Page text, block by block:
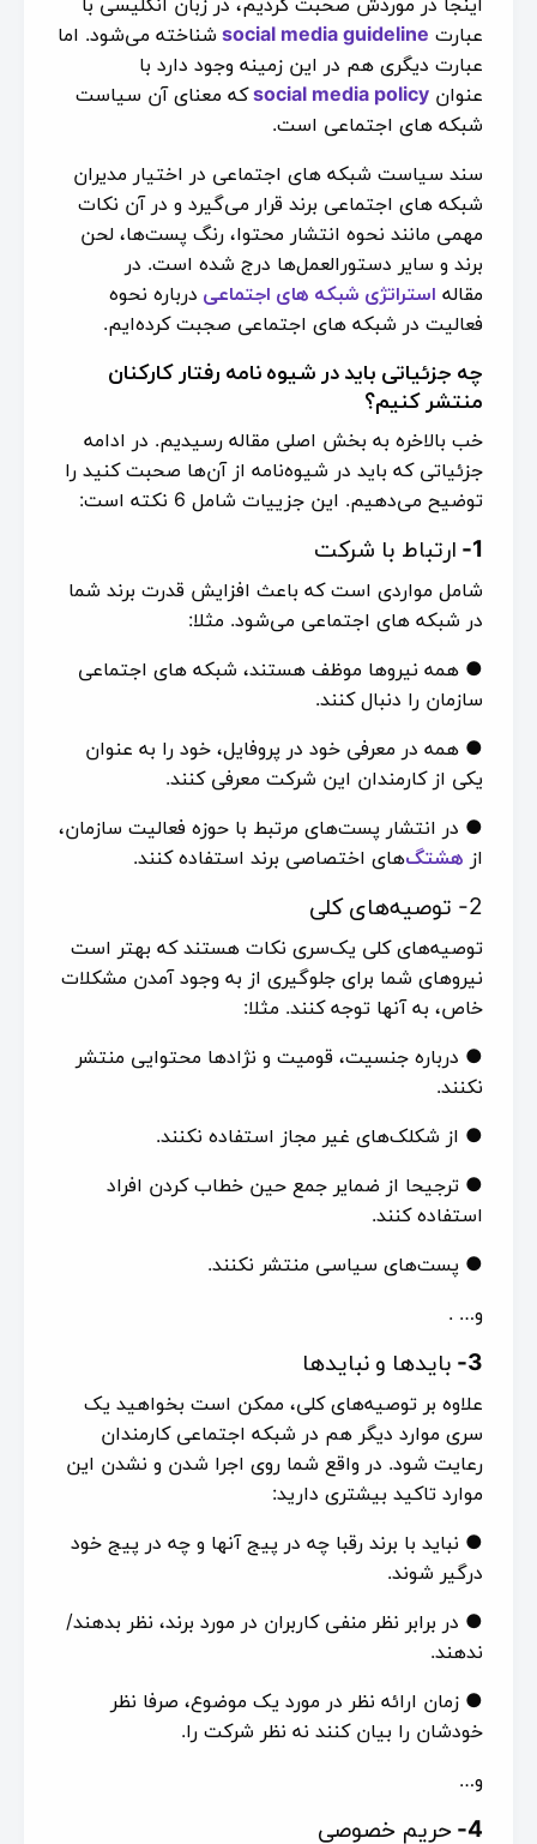
عبارت social media guideline شناخته می‌شود. اما
عبارت دیگری هم در این زمینه وجود دارد با
عنوان social media policy که معنای آن سیاست
شبکه های اجتماعی است.
سند سیاست شبکه های اجتماعی در اختیار مدیران
شبکه های اجتماعی برند قرار می‌گیرد و در آن نکات
مهمی مانند نحوه انتشار محتوا، رنگ پست‌ها، لحن
برند و سایر دستور‌العمل‌ها درج شده است. در
مقاله استراتژی شبکه های اجتماعی درباره نحوه
فعالیت در شبکه های اجتماعی صجبت کرده‌ایم.
چه جزئیاتی باید در شیوه نامه رفتار کارکنان
منتشر کنیم؟
خب بالاخره به بخش اصلی مقاله رسیدیم. در ادامه
جزئیاتی که باید در شیوه‌نامه از آن‌ها صحبت کنید را
توضیح می‌دهیم. این جزییات شامل 6 نکته است:
1- ارتباط با شرکت
شامل مواردی است که باعث افزایش قدرت برند شما
در شبکه های اجتماعی می‌شود. مثلا:
● همه نیروها موظف هستند، شبکه های اجتماعی
سازمان را دنبال کنند.
● همه در معرفی خود در پروفایل، خود را به عنوان
یکی از کارمندان این شرکت معرفی کنند.
● در انتشار پست‌های مرتبط با حوزه فعالیت سازمان،
از هشتگ‌های اختصاصی برند استفاده کنند.
2- توصیه‌های کلی
توصیه‌های کلی یک‌سری نکات هستند که بهتر است
نیروهای شما برای جلوگیری از به وجود آمدن مشکلات
خاص، به آنها توجه کنند. مثلا:
● درباره جنسیت، قومیت و نژادها محتوایی منتشر
نکنند.
● از شکلک‌های غیر مجاز استفاده نکنند.
● ترجیحا از ضمایر جمع حین خطاب کردن افراد
استفاده کنند.
● پست‌های سیاسی منتشر نکنند.
و… .
3- بایدها و نبایدها
علاوه بر توصیه‌های کلی، ممکن است بخواهید یک
سری موارد دیگر هم در شبکه اجتماعی کارمندان
رعایت شود. در واقع شما روی اجرا شدن و نشدن این
موارد تاکید بیشتری دارید:
● نباید با برند رقبا چه در پیج آنها و چه در پیج خود
درگیر شوند.
● در برابر نظر منفی کاربران در مورد برند، نظر بدهند/
ندهند.
● زمان ارائه نظر در مورد یک موضوع، صرفا نظر
خودشان را بیان کنند نه نظر شرکت را.
و…
4- حریم خصوصی